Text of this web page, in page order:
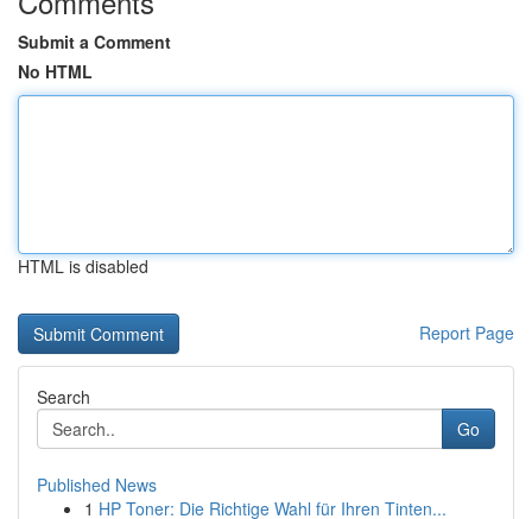
Submit a Comment
No HTML
HTML is disabled
Report Page
Search
Go
Published News
1 HP Toner: Die Richtige Wahl für Ihren Tinten...